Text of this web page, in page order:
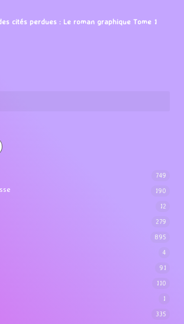
cités perdues : Le roman graphique Tome 1
749
190
12
279
895
4
91
110
1
335